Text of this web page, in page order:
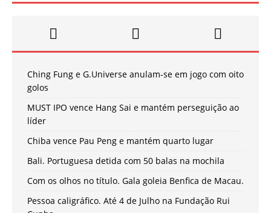
Ching Fung e G.Universe anulam-se em jogo com oito
golos
MUST IPO vence Hang Sai e mantém perseguição ao
líder
Chiba vence Pau Peng e mantém quarto lugar
Bali. Portuguesa detida com 50 balas na mochila
Com os olhos no título. Gala goleia Benfica de Macau.
Pessoa caligráfico. Até 4 de Julho na Fundação Rui